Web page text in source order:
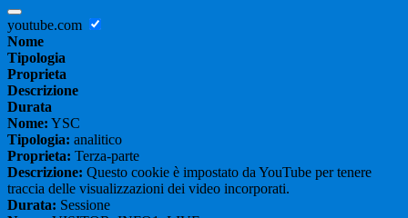
youtube.com
Nome
Tipologia
Proprieta
Descrizione
Durata
Nome: YSC
Tipologia: analitico
Proprieta: Terza-parte
Descrizione: Questo cookie è impostato da YouTube per tenere
traccia delle visualizzazioni dei video incorporati.
Durata: Sessione